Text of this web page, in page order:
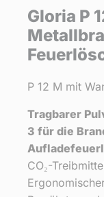
Gloria P
P 12 M mit
Tragbarer
3 für die
CO₂-